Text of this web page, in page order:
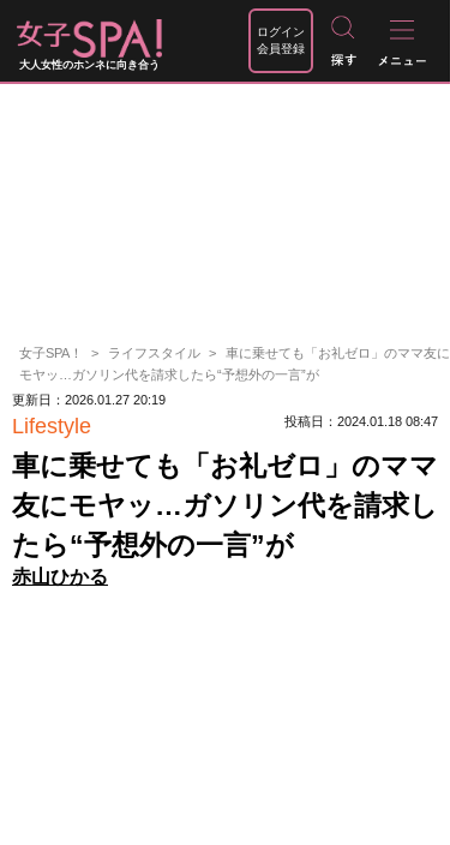
大人女性のホンネに向き合う
ログイン
会員登録
女子SPA！ ライフスタイル
車に乗せても「お礼ゼロ」のママ友に
モヤッ…ガソリン代を請求したら“予想外の一言”が
更新日：2026.01.27 20:19
Lifestyle 投稿日：2024.01.18 08:47
車に乗せても「お礼ゼロ」のママ
友にモヤッ…ガソリン代を請求し
たら“予想外の一言”が
赤山ひかる